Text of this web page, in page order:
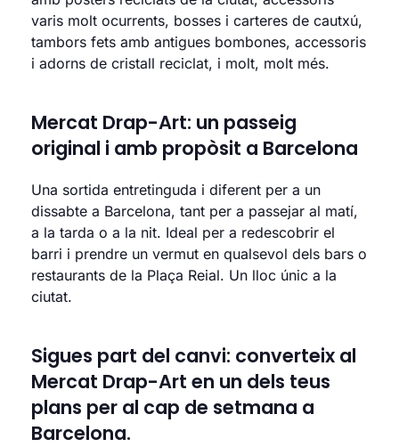
varis molt ocurrents, bosses i carteres de cautxú,
tambors fets amb antigues bombones, accessoris
i adorns de cristall reciclat, i molt, molt més.
Mercat Drap-Art: un passeig
original i amb propòsit a Barcelona
Una sortida entretinguda i diferent per a un
dissabte a Barcelona, tant per a passejar al matí,
a la tarda o a la nit. Ideal per a redescobrir el
barri i prendre un vermut en qualsevol dels bars o
restaurants de la Plaça Reial. Un lloc únic a la
ciutat.
Sigues part del canvi: converteix al
Mercat Drap-Art en un dels teus
plans per al cap de setmana a
Barcelona.